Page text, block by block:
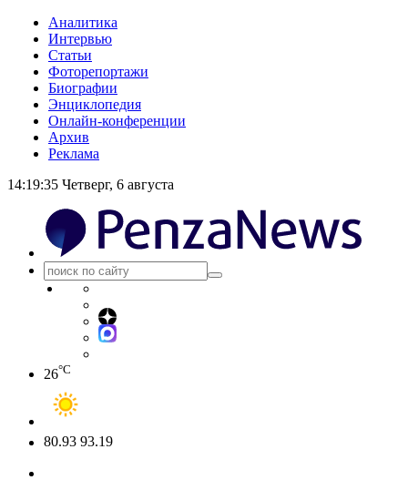
Аналитика
Интервью
Статьи
Фоторепортажи
Биографии
Энциклопедия
Онлайн-конференции
Архив
Реклама
14:19:35 Четверг, 6 августа
26°C
80.93 93.19